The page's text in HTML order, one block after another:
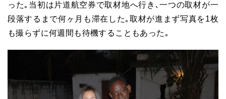
った｡当初は片道航空券で取材地へ行き､一つの取材が一
段落するまで何ヶ月も滞在した｡取材が進まず写真を1枚
も撮らずに何週間も待機することもあった｡